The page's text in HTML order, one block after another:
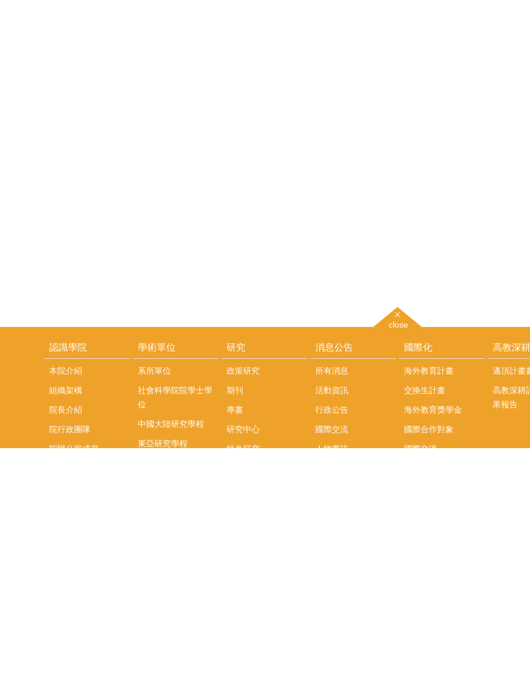
close
認識學院
本院介紹
組織架構
院長介紹
院行政團隊
院辦公室成員
學術單位
系所單位
社會科學院院學士學
位
中國大陸研究學程
東亞研究學程
研究
政策研究
期刊
專書
研究中心
特色研究
消息公告
所有消息
活動資訊
行政公告
國際交流
人物專訪
國際化
海外教育計畫
交換生計畫
海外教育獎學金
國際合作對象
國際交流
高教深耕
邁頂計畫
高教深耕
果報告